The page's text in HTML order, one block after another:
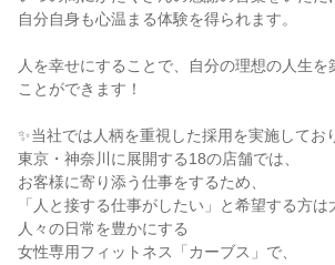
自分自身も心温まる体験を得られます。
人を幸せにすることで、自分の理想の人生を
ことができます！
✨当社では人柄を重視した採用を実施してお
東京・神奈川に展開する18の店舗では、
お客様に寄り添う仕事をするため、
「人と接する仕事がしたい」と希望する方は
人々の日常を豊かにする
女性専用フィットネス「カーブス」で、